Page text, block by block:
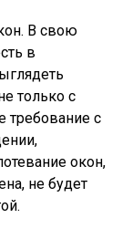
В свою
в
только с
требование с
окон,
не будет